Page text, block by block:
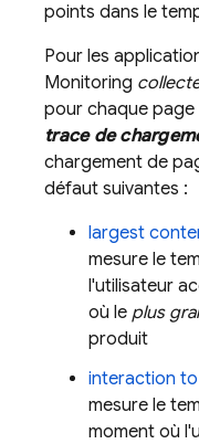
points dans le
Pour les
Monitoring
pour chaque
trace de
chargement de
défaut suivantes :
largest
mesure le
l'utilisateur
où le plus
produit
interaction
mesure le
moment où